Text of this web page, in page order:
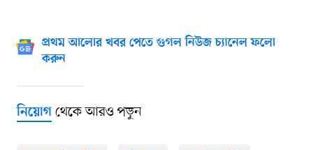
প্রথম আলোর খবর পেতে গুগল নিউজ চ্যানেল ফলো
করুন
নিয়োগথেকে আরও পড়ুন